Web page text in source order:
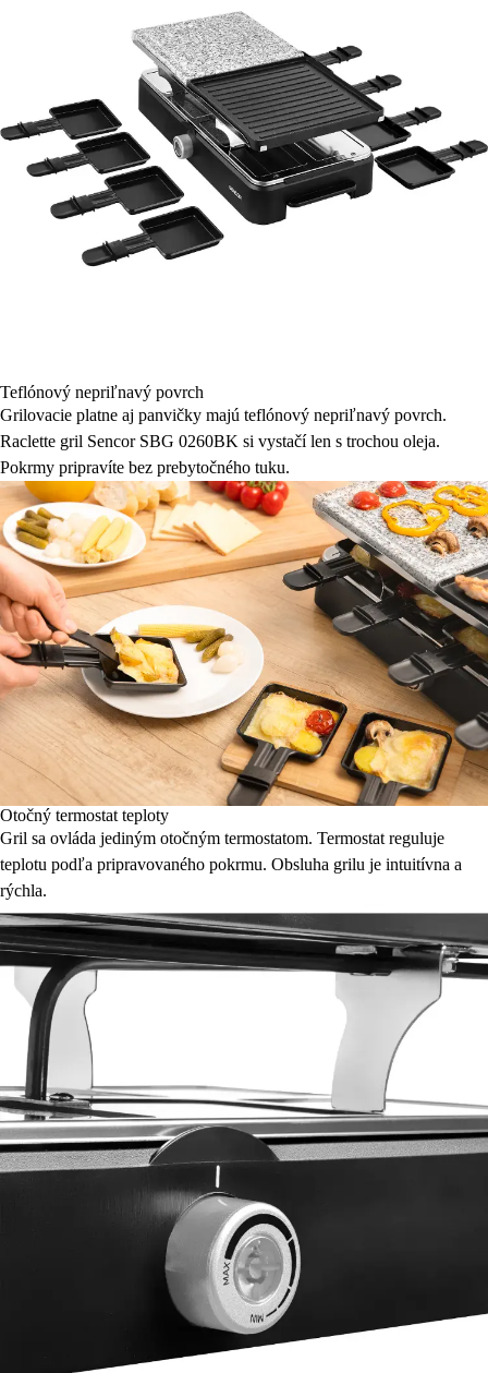
Teflónový nepriľnavý povrch
Grilovacie platne aj panvičky majú teflónový nepriľnavý povrch.
Raclette gril Sencor SBG 0260BK si vystačí len s trochou oleja.
Pokrmy pripravíte bez prebytočného tuku.
Otočný termostat teploty
Gril sa ovláda jediným otočným termostatom. Termostat reguluje
teplotu podľa pripravovaného pokrmu. Obsluha grilu je intuitívna a
rýchla.